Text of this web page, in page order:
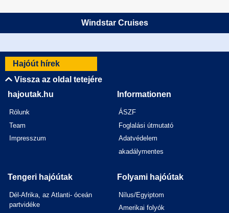
Windstar Cruises
Hajóút hírek
Vissza az oldal tetejére
hajoutak.hu
Rólunk
Team
Impresszum
Informationen
ÁSZF
Foglalási útmutató
Adatvédelem
akadálymentes
Tengeri hajóútak
Dél-Afrika, az Atlanti- óceán
partvidéke
Folyami hajóútak
Nílus/Egyiptom
Amerikai folyók